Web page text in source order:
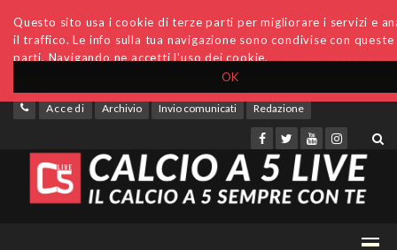
OK
Questo sito usa i cookie di terze parti per migliorare i servizi e
il traffico. Le info sulla tua navigazione sono condivise con
parti. Navigando ne accetti l'uso dei cookie.
Accedi Archivio Invio comunicati Redazione